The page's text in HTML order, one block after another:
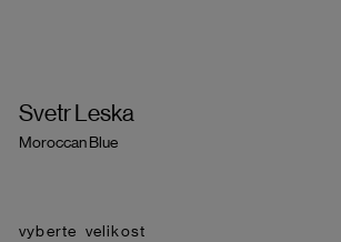
Svetr Leska
Moroccan Blue
velikost